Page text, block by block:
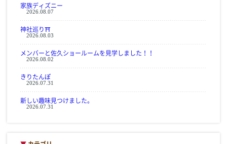
家族ディズニー
2026.08.07
神社巡り⛩
2026.08.03
メンバーと佐久ショールームを見学しました！！
2026.08.02
きりたんぽ
2026.07.31
新しい趣味見つけました。
2026.07.31